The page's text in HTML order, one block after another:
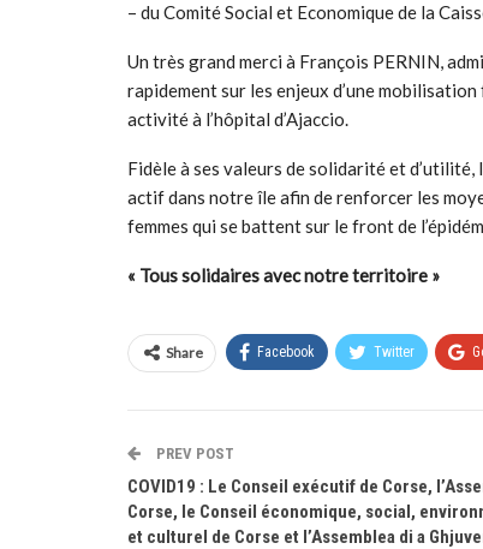
– du Comité Social et Economique de la
Un très grand merci à François PERNIN,
rapidement sur les enjeux d’une
activité à l’hôpital d’Ajaccio.
Fidèle à ses valeurs de solidarité et
actif dans notre île afin de renforcer les
femmes qui se battent sur le front de
« Tous solidaires avec notre territoire »
Share Facebook Twitter
PREV POST
COVID19 : Le Conseil exécutif de Corse,
Corse, le Conseil économique, social,
et culturel de Corse et l’Assemblea di a